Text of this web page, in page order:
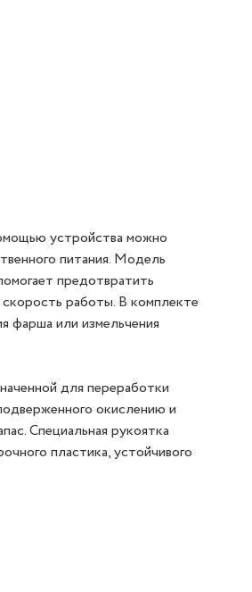
устройства можно
питания. Модель
предотвратить
работы. В комплекте
фарша или измельчения
для переработки
окислению и
Специальная рукоятка
пластика, устойчивого